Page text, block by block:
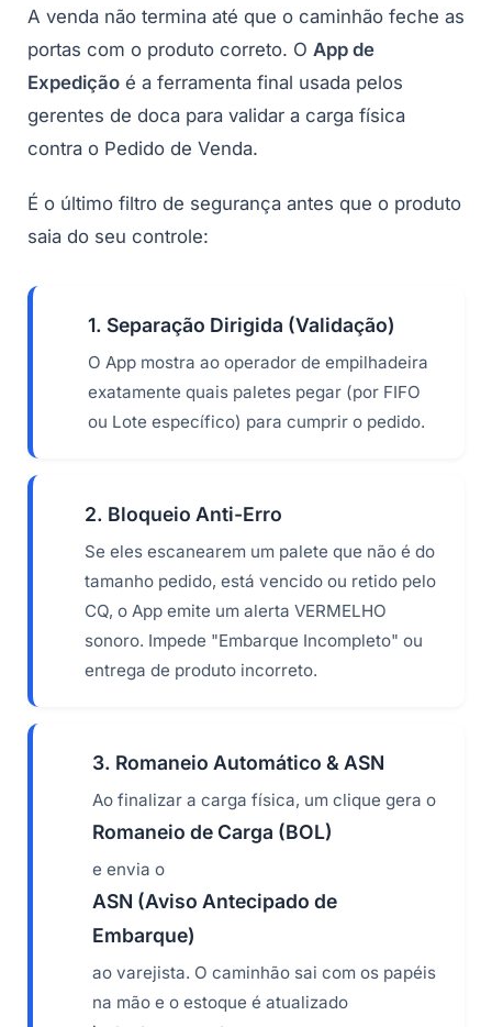
A venda não termina até que o caminhão feche as
portas com o produto correto. O App de
Expedição é a ferramenta final usada pelos
gerentes de doca para validar a carga física
contra o Pedido de Venda.
É o último filtro de segurança antes que o produto
saia do seu controle:
1. Separação Dirigida (Validação)
O App mostra ao operador de empilhadeira
exatamente quais paletes pegar (por FIFO
ou Lote específico) para cumprir o pedido.
2. Bloqueio Anti-Erro
Se eles escanearem um palete que não é do
tamanho pedido, está vencido ou retido pelo
CQ, o App emite um alerta VERMELHO
sonoro. Impede "Embarque Incompleto" ou
entrega de produto incorreto.
3. Romaneio Automático & ASN
Ao finalizar a carga física, um clique gera o
Romaneio de Carga (BOL)
e envia o
ASN (Aviso Antecipado de
Embarque)
ao varejista. O caminhão sai com os papéis
na mão e o estoque é atualizado